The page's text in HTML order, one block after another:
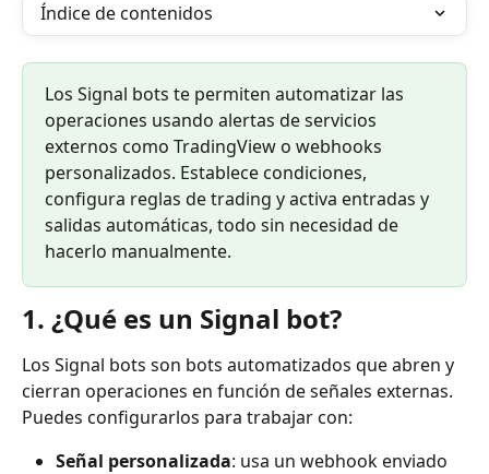
Índice de contenidos
Los Signal bots te permiten automatizar las
operaciones usando alertas de servicios
externos como TradingView o webhooks
personalizados. Establece condiciones,
configura reglas de trading y activa entradas y
salidas automáticas, todo sin necesidad de
hacerlo manualmente.
1. ¿Qué es un Signal bot?
Los Signal bots son bots automatizados que abren y
cierran operaciones en función de señales externas.
Puedes configurarlos para trabajar con:
Señal personalizada: usa un webhook enviado